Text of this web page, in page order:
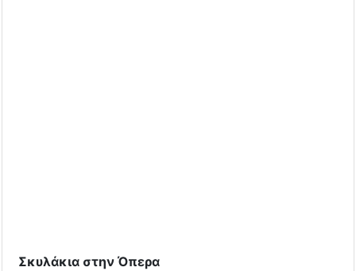
Σκυλάκια στην Όπερα